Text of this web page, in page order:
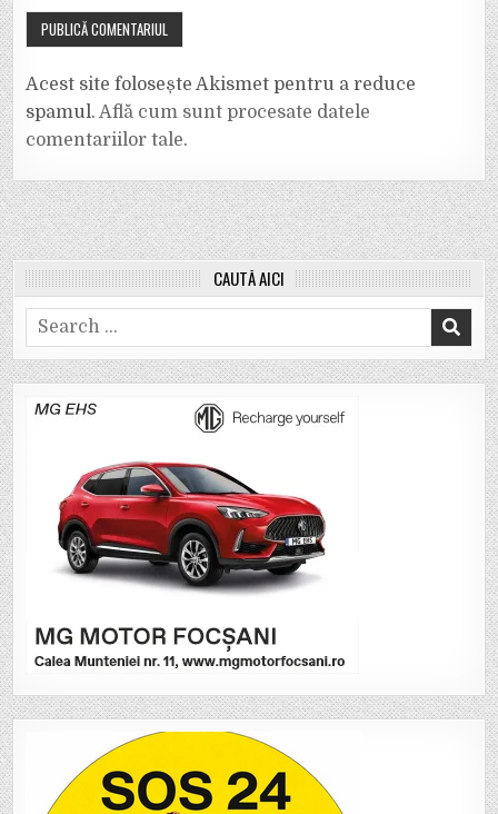
Acest site folosește Akismet pentru a reduce
spamul.Află cum sunt procesate datele
comentariilor tale.
CAUTĂ AICI
Search
for: